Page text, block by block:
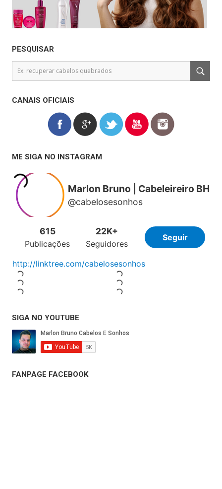
PESQUISAR
CANAIS OFICIAIS
ME SIGA NO INSTAGRAM
SIGA NO YOUTUBE
FANPAGE FACEBOOK